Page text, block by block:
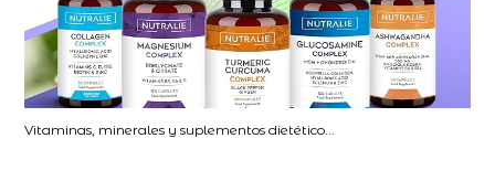
Vitaminas, minerales y suplementos dietético...